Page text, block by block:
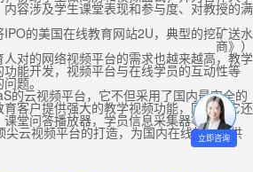
容涉及学生课堂表现和参与度、对教授的满
的美国在线教育网站2U，典型的挖矿送水
商》）
对的网络视频平台的需求也越来越高，教学
能开发，视频平台与在线学员的互动性等
题。
的云视频平台，它不但采用了国内最安全的
客户提供强大的教学视频功能，同时，它还
堂问答播放器，学员信息采集器等功能。
尖云视频平台的打造，为国内在线教育提供
立即咨询